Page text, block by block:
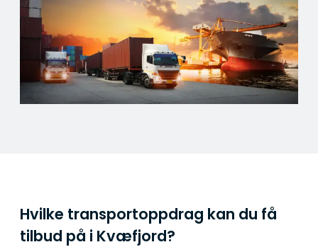
Hvilke transportoppdrag kan du få
tilbud på i Kvæfjord?